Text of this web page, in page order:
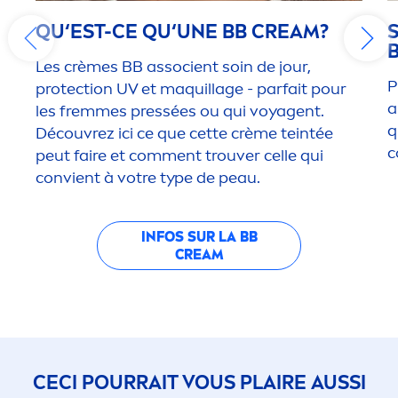
QU‘EST-CE QU‘UNE BB CREAM?
Les crèmes BB associent soin de jour,
protection UV et maquillage - parfait pour
les fremmes pressées ou qui voyagent.
Découvrez ici ce que cette crème teintée
peut faire et comment trouver celle qui
convient à votre type de peau.
INFOS SUR LA BB
CREAM
CECI POURRAIT VOUS PLAIRE AUSSI